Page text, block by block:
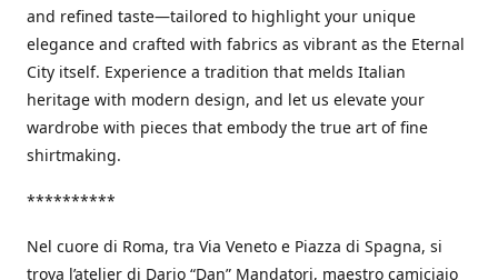
and refined taste—tailored to highlight your unique
elegance and crafted with fabrics as vibrant as the Eternal
City itself. Experience a tradition that melds Italian
heritage with modern design, and let us elevate your
wardrobe with pieces that embody the true art of fine
shirtmaking.
**********
Nel cuore di Roma, tra Via Veneto e Piazza di Spagna, si
trova l’atelier di Dario “Dan” Mandatori, maestro camiciaio